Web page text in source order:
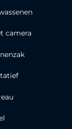
camera